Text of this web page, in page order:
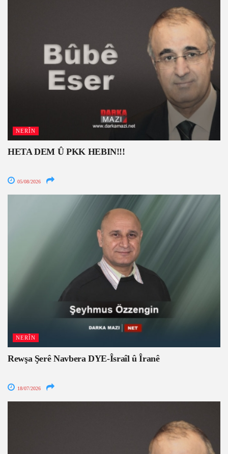
NERÎN
HETA DEM Û PKK HEBIN!!!
05/08/2026
NERÎN
Rewşa Şerê Navbera DYE-Îsraîl û Îranê
18/07/2026